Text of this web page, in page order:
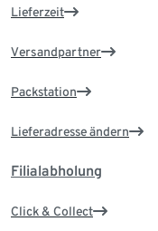
Lieferzeit
Versandpartner
Packstation
Lieferadresse ändern
Filialabholung
Click & Collect